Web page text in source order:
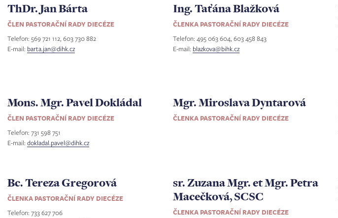
ThDr. Jan Bárta
ČLEN PASTORAČNÍ RADY DIECÉZE
Telefon: 569 721 112, 603 730 882
E-mail: barta.jan@dihk.cz
Ing. Taťána Blažková
ČLENKA PASTORAČNÍ RADY DIECÉZE
Telefon: 495 063 604, 603 458 843
E-mail: blazkova@bihk.cz
Mons. Mgr. Pavel Dokládal
ČLEN PASTORAČNÍ RADY DIECÉZE
Telefon: 731 598 751
E-mail: dokladal.pavel@dihk.cz
Mgr. Miroslava Dyntarová
ČLENKA PASTORAČNÍ RADY DIECÉZE
Bc. Tereza Gregorová
ČLENKA PASTORAČNÍ RADY DIECÉZE
Telefon: 733 627 706
sr. Zuzana Mgr. et Mgr. Petra
Macečková, SCSC
ČLENKA PASTORAČNÍ RADY DIECÉZE